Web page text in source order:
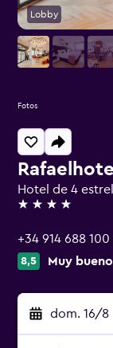
Hotel de 4
4 estrellas
+34 914 688 100
8,5 Muy bueno
dom. 16/8
Lobby
Fotos